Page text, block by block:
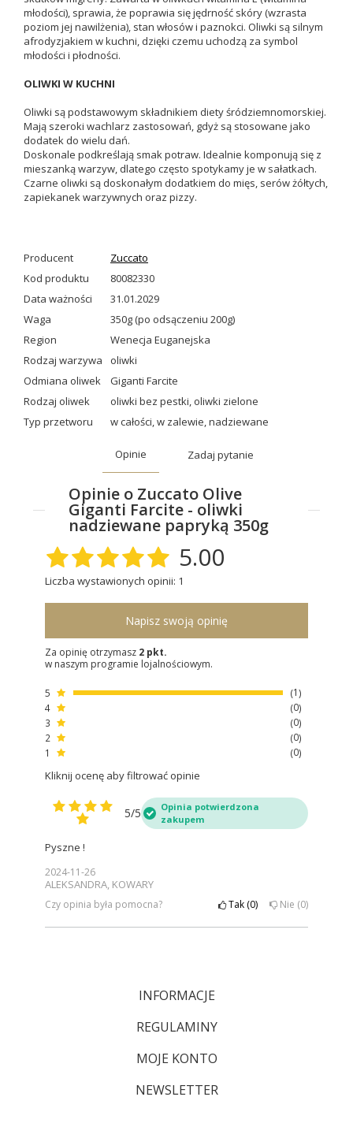
młodości), sprawia, że poprawia się jędrność skóry (wzrasta
poziom jej nawilżenia), stan włosów i paznokci. Oliwki są silnym
afrodyzjakiem w kuchni, dzięki czemu uchodzą za symbol
młodości i płodności.
OLIWKI W KUCHNI
Oliwki są podstawowym składnikiem diety śródziemnomorskiej.
Mają szeroki wachlarz zastosowań, gdyż są stosowane jako
dodatek do wielu dań.
Doskonale podkreślają smak potraw. Idealnie komponują się z
mieszanką warzyw, dlatego często spotykamy je w sałatkach.
Czarne oliwki są doskonałym dodatkiem do mięs, serów żółtych,
zapiekanek warzywnych oraz pizzy.
Producent
Zuccato
Kod produktu
80082330
Data ważności
31.01.2029
Waga
350g (po odsączeniu 200g)
Region
Wenecja Euganejska
Rodzaj warzywa
oliwki
Odmiana oliwek
Giganti Farcite
Rodzaj oliwek
oliwki bez pestki, oliwki zielone
Typ przetworu
w całości,w zalewie,nadziewane
Opinie Zadaj pytanie
Opinie o Zuccato Olive
Giganti Farcite - oliwki
nadziewane papryką 350g
5.00
Liczba wystawionych opinii: 1
Napisz swoją opinię
Za opinię otrzymasz 2 pkt.
w naszym programie lojalnościowym.
5
1
4
0
3
0
2
0
1
0
Kliknij ocenę aby filtrować opinie
5/5
Opinia potwierdzona
zakupem
Pyszne !
2024-11-26
ALEKSANDRA, KOWARY
Czy opinia była pomocna? Tak 0 Nie 0
INFORMACJE
REGULAMINY
MOJE KONTO
NEWSLETTER